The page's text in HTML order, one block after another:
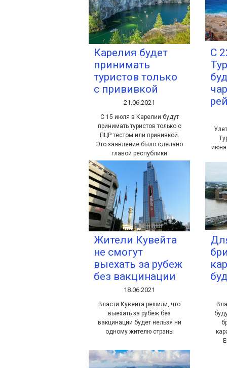
Карелия будет
принимать
туристов только
с прививкой
21.06.2021
С 15 июля в Карелии будут
принимать туристов только с
ПЦР тестом или прививкой.
Это заявление было сделано
главой республики
С
Жители Кувейта
не смогут
выехать за рубеж
без вакцинации
18.06.2021
Власти Кувейта решили, что
выехать за рубеж без
вакцинации будет нельзя ни
одному жителю страны